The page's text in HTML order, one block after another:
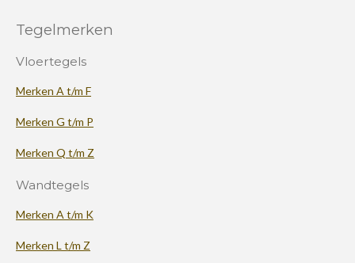
Tegelmerken
Vloertegels
Merken A t/m F
Merken G t/m P
Merken Q t/m Z
Wandtegels
Merken A t/m K
Merken L t/m Z